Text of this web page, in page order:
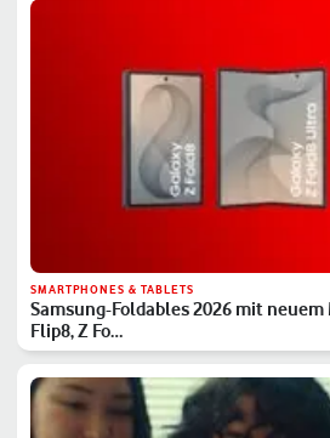
SMARTPHONES & TABLETS
Samsung-Foldables 2026 mit neuem
Flip8, Z Fo…